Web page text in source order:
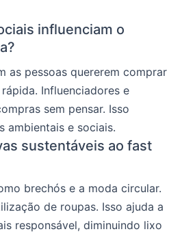
influenciam o
as pessoas quererem comprar
Influenciadores e
sem pensar. Isso
ambientais e sociais.
sustentáveis ao fast
brechós e a moda circular.
de roupas. Isso ajuda a
responsável, diminuindo lixo